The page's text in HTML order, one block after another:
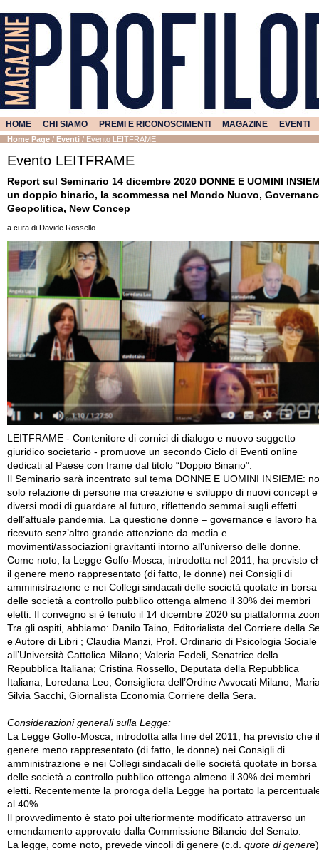
HOME CHI SIAMO PREMI E RICONOSCIMENTI MAGAZINE EVENTI
Home Page / Eventi / Evento LEITFRAME
Evento LEITFRAME
Report sul Seminario 14 dicembre 2020 DONNE E UOMINI
un doppio binario, la scommessa nel Mondo Nuovo,
Geopolitica, New Concep
a cura di Davide Rossello
LEITFRAME - Contenitore di cornici di dialogo e nuovo soggetto
giuridico societario - promuove un secondo Ciclo di Eventi online
dedicati al Paese con frame dal titolo “Doppio Binario”.
Il Seminario sarà incentrato sul tema DONNE E UOMINI INSIEME:
solo relazione di persone ma creazione e sviluppo di nuovi concept e
diversi modi di guardare al futuro, riflettendo semmai sugli effetti
dell’attuale pandemia. La questione donne – governance e lavoro ha
ricevuto senz’altro grande attenzione da media e
movimenti/associazioni gravitanti intorno all’universo delle donne.
Come noto, la Legge Golfo-Mosca, introdotta nel 2011, ha previsto
il genere meno rappresentato (di fatto, le donne) nei Consigli di
amministrazione e nei Collegi sindacali delle società quotate in borsa
delle società a controllo pubblico ottenga almeno il 30% dei membri
eletti. Il convegno si è tenuto il 14 dicembre 2020 su piattaforma
Tra gli ospiti, abbiamo: Danilo Taino, Editorialista del Corriere della
e Autore di Libri ; Claudia Manzi, Prof. Ordinario di Psicologia Sociale
all’Università Cattolica Milano; Valeria Fedeli, Senatrice della
Repubblica Italiana; Cristina Rossello, Deputata della Repubblica
Italiana, Loredana Leo, Consigliera dell’Ordine Avvocati Milano;
Silvia Sacchi, Giornalista Economia Corriere della Sera.
Considerazioni generali sulla Legge:
La Legge Golfo-Mosca, introdotta alla fine del 2011, ha previsto che il
genere meno rappresentato (di fatto, le donne) nei Consigli di
amministrazione e nei Collegi sindacali delle società quotate in borsa
delle società a controllo pubblico ottenga almeno il 30% dei membri
eletti. Recentemente la proroga della Legge ha portato la
al 40%.
Il provvedimento è stato poi ulteriormente modificato attraverso un
emendamento approvato dalla Commissione Bilancio del Senato.
La legge, come noto, prevede vincoli di genere (c.d. quote di genere)